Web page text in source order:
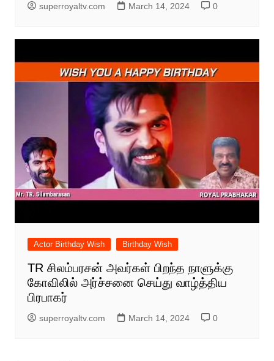
superroyaltv.com March 14, 2024 0
Actor Birthday Wish Birthday Wish
TR சிலம்பரசன் அவர்கள் பிறந்த நாளுக்கு
கோவிலில் அர்ச்சனை செய்து வாழ்த்திய
பிரபாகர்
superroyaltv.com March 14, 2024 0